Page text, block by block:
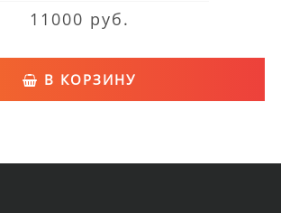
11000 руб.
В КОРЗИНУ